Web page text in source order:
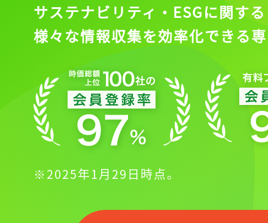
サステナビリティ・ESGに関する
様々な情報収集を効率化できる
※2025年1月29日時点。